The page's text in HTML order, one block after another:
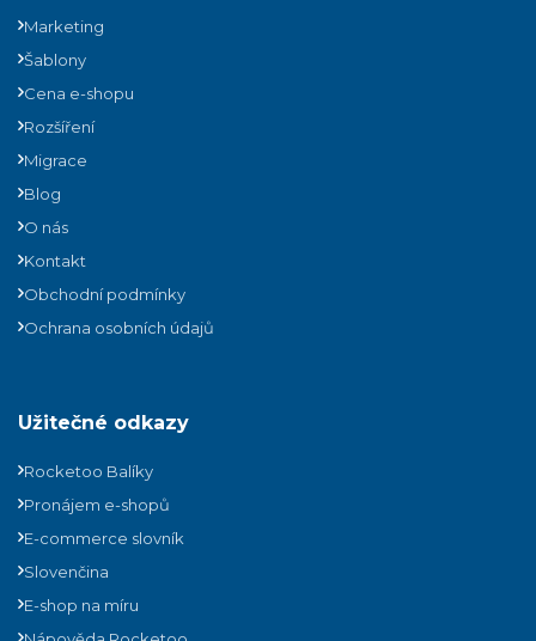
Marketing
Šablony
Cena e-shopu
Rozšíření
Migrace
Blog
O nás
Kontakt
Obchodní podmínky
Ochrana osobních údajů
Užitečné odkazy
Rocketoo Balíky
Pronájem e-shopů
E-commerce slovník
Slovenčina
E-shop na míru